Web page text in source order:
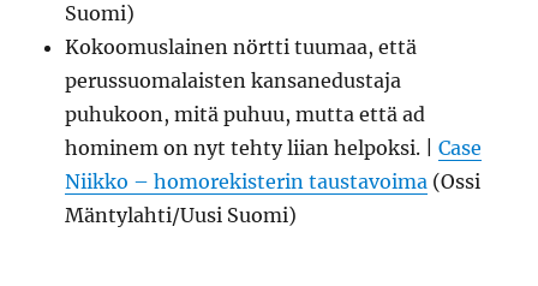
Suomi)
Kokoomuslainen nörtti tuumaa, että
perussuomalaisten kansanedustaja
puhukoon, mitä puhuu, mutta että ad
hominem on nyt tehty liian helpoksi. |Case
Niikko – homorekisterin taustavoima (Ossi
Mäntylahti/Uusi Suomi)